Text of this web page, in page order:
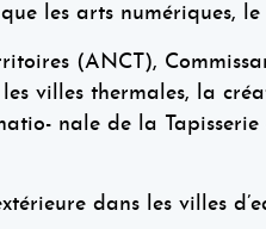
les arts numériques,
(ANCT),
villes thermales, la
nale de la
dans les villes